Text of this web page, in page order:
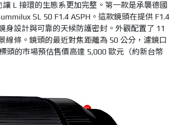
L 接環的生態系更加完整。第一款是承襲德國
SL 50 F1.4 ASPH。這款鏡頭在提供 F1.4
身設計與可靠的天候防護密封。外觀配置了 11
線條。鏡頭的最近對焦距離為 50 公分，濾鏡口
頭的市場預估售價高達 5,000 歐元（約新台幣